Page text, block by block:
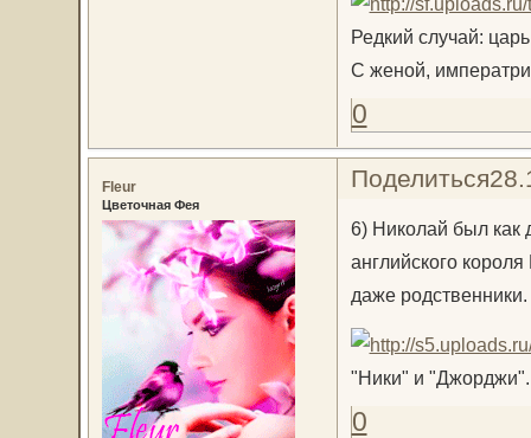
Редкий случай:
С женой,
0
Поделиться
Fleur
Цветочная Фея
6) Николай был как
английского
даже родственники.
"Ники" и "Джорджи".
0